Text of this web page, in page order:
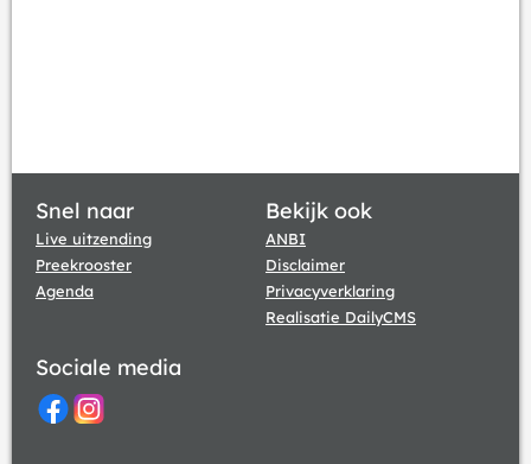
Snel naar
Live uitzending
Preekrooster
Agenda
Bekijk ook
ANBI
Disclaimer
Privacyverklaring
Realisatie DailyCMS
Sociale media